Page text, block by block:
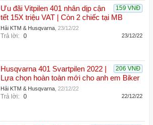
159 VNĐ
Ưu đãi Vitpilen 401 nhân dịp cận
tết 15X triệu VAT | Còn 2 chiếc tại MB
Hải KTM & Husqvarna 23/12/22
Trả lời: 0 23/12/22
206 VNĐ
Husqvarna 401 Svartpilen 2022 |
Lựa chọn hoàn toàn mới cho anh em Biker
Hải KTM & Husqvarna 22/12/22
Trả lời: 0 22/12/22